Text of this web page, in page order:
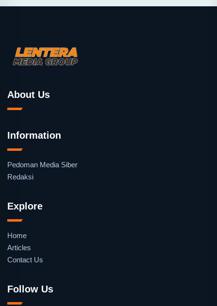
About Us
Information
Pedoman Media Siber
Redaksi
Explore
Home
Articles
Contact Us
Follow Us